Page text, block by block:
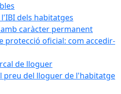
dels habitatges
caràcter permanent
protecció oficial: com accedir-
de lloguer
preu del lloguer de l'habitatge